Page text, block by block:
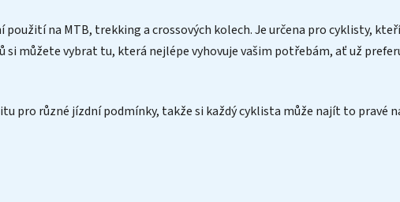
použití na MTB, trekking a crossových kolech. Je určena pro cyklisty,
můžete vybrat tu, která nejlépe vyhovuje vašim potřebám, ať už
pro různé jízdní podmínky, takže si každý cyklista může najít to pravé